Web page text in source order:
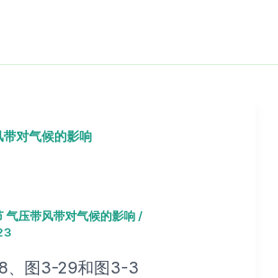
对气候的影响
气压带风带对气候的影响/
、图3-29和图3-3